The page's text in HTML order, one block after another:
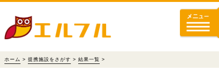
ホーム > 提携施設をさがす > 結果一覧 >